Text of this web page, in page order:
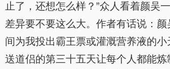
止了，还想怎么样？”众人看着颜吴
差异要不要这么大。作者有话说：
间为我投出霸王票或灌溉营养液的
送道侣的第三十五天让每个人都能